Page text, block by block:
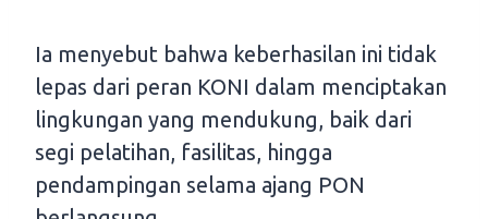
Ia menyebut bahwa keberhasilan ini tidak
lepas dari peran KONI dalam menciptakan
lingkungan yang mendukung, baik dari
segi pelatihan, fasilitas, hingga
pendampingan selama ajang PON